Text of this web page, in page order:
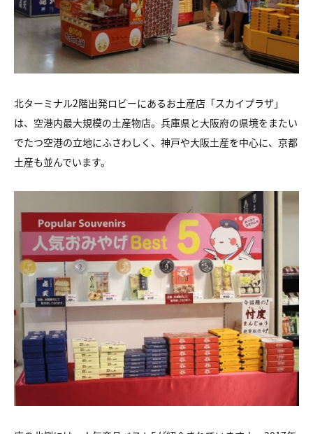
北ターミナル2階出発ロビーにあるお土産店「スカイプラザ」
は、空港内最大規模の土産物店。兵庫県と大阪府の県境をまたい
でたつ空港の立地にふさわしく、神戸や大阪土産を中心に、京都
土産も並んでいます。